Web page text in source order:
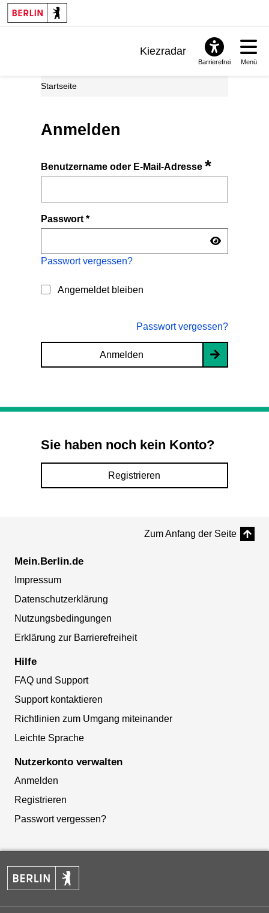
Kiezradar
Barrierefrei Menü
Startseite
Anmelden
Benutzername oder E-Mail-Adresse*
Passwort*
Passwort vergessen?
Angemeldet bleiben
Passwort vergessen?
Anmelden
Sie haben noch kein Konto?
Registrieren
Zum Anfang der Seite
Mein.Berlin.de
Impressum
Datenschutzerklärung
Nutzungsbedingungen
Erklärung zur Barrierefreiheit
Hilfe
FAQ und Support
Support kontaktieren
Richtlinien zum Umgang miteinander
Leichte Sprache
Nutzerkonto verwalten
Anmelden
Registrieren
Passwort vergessen?